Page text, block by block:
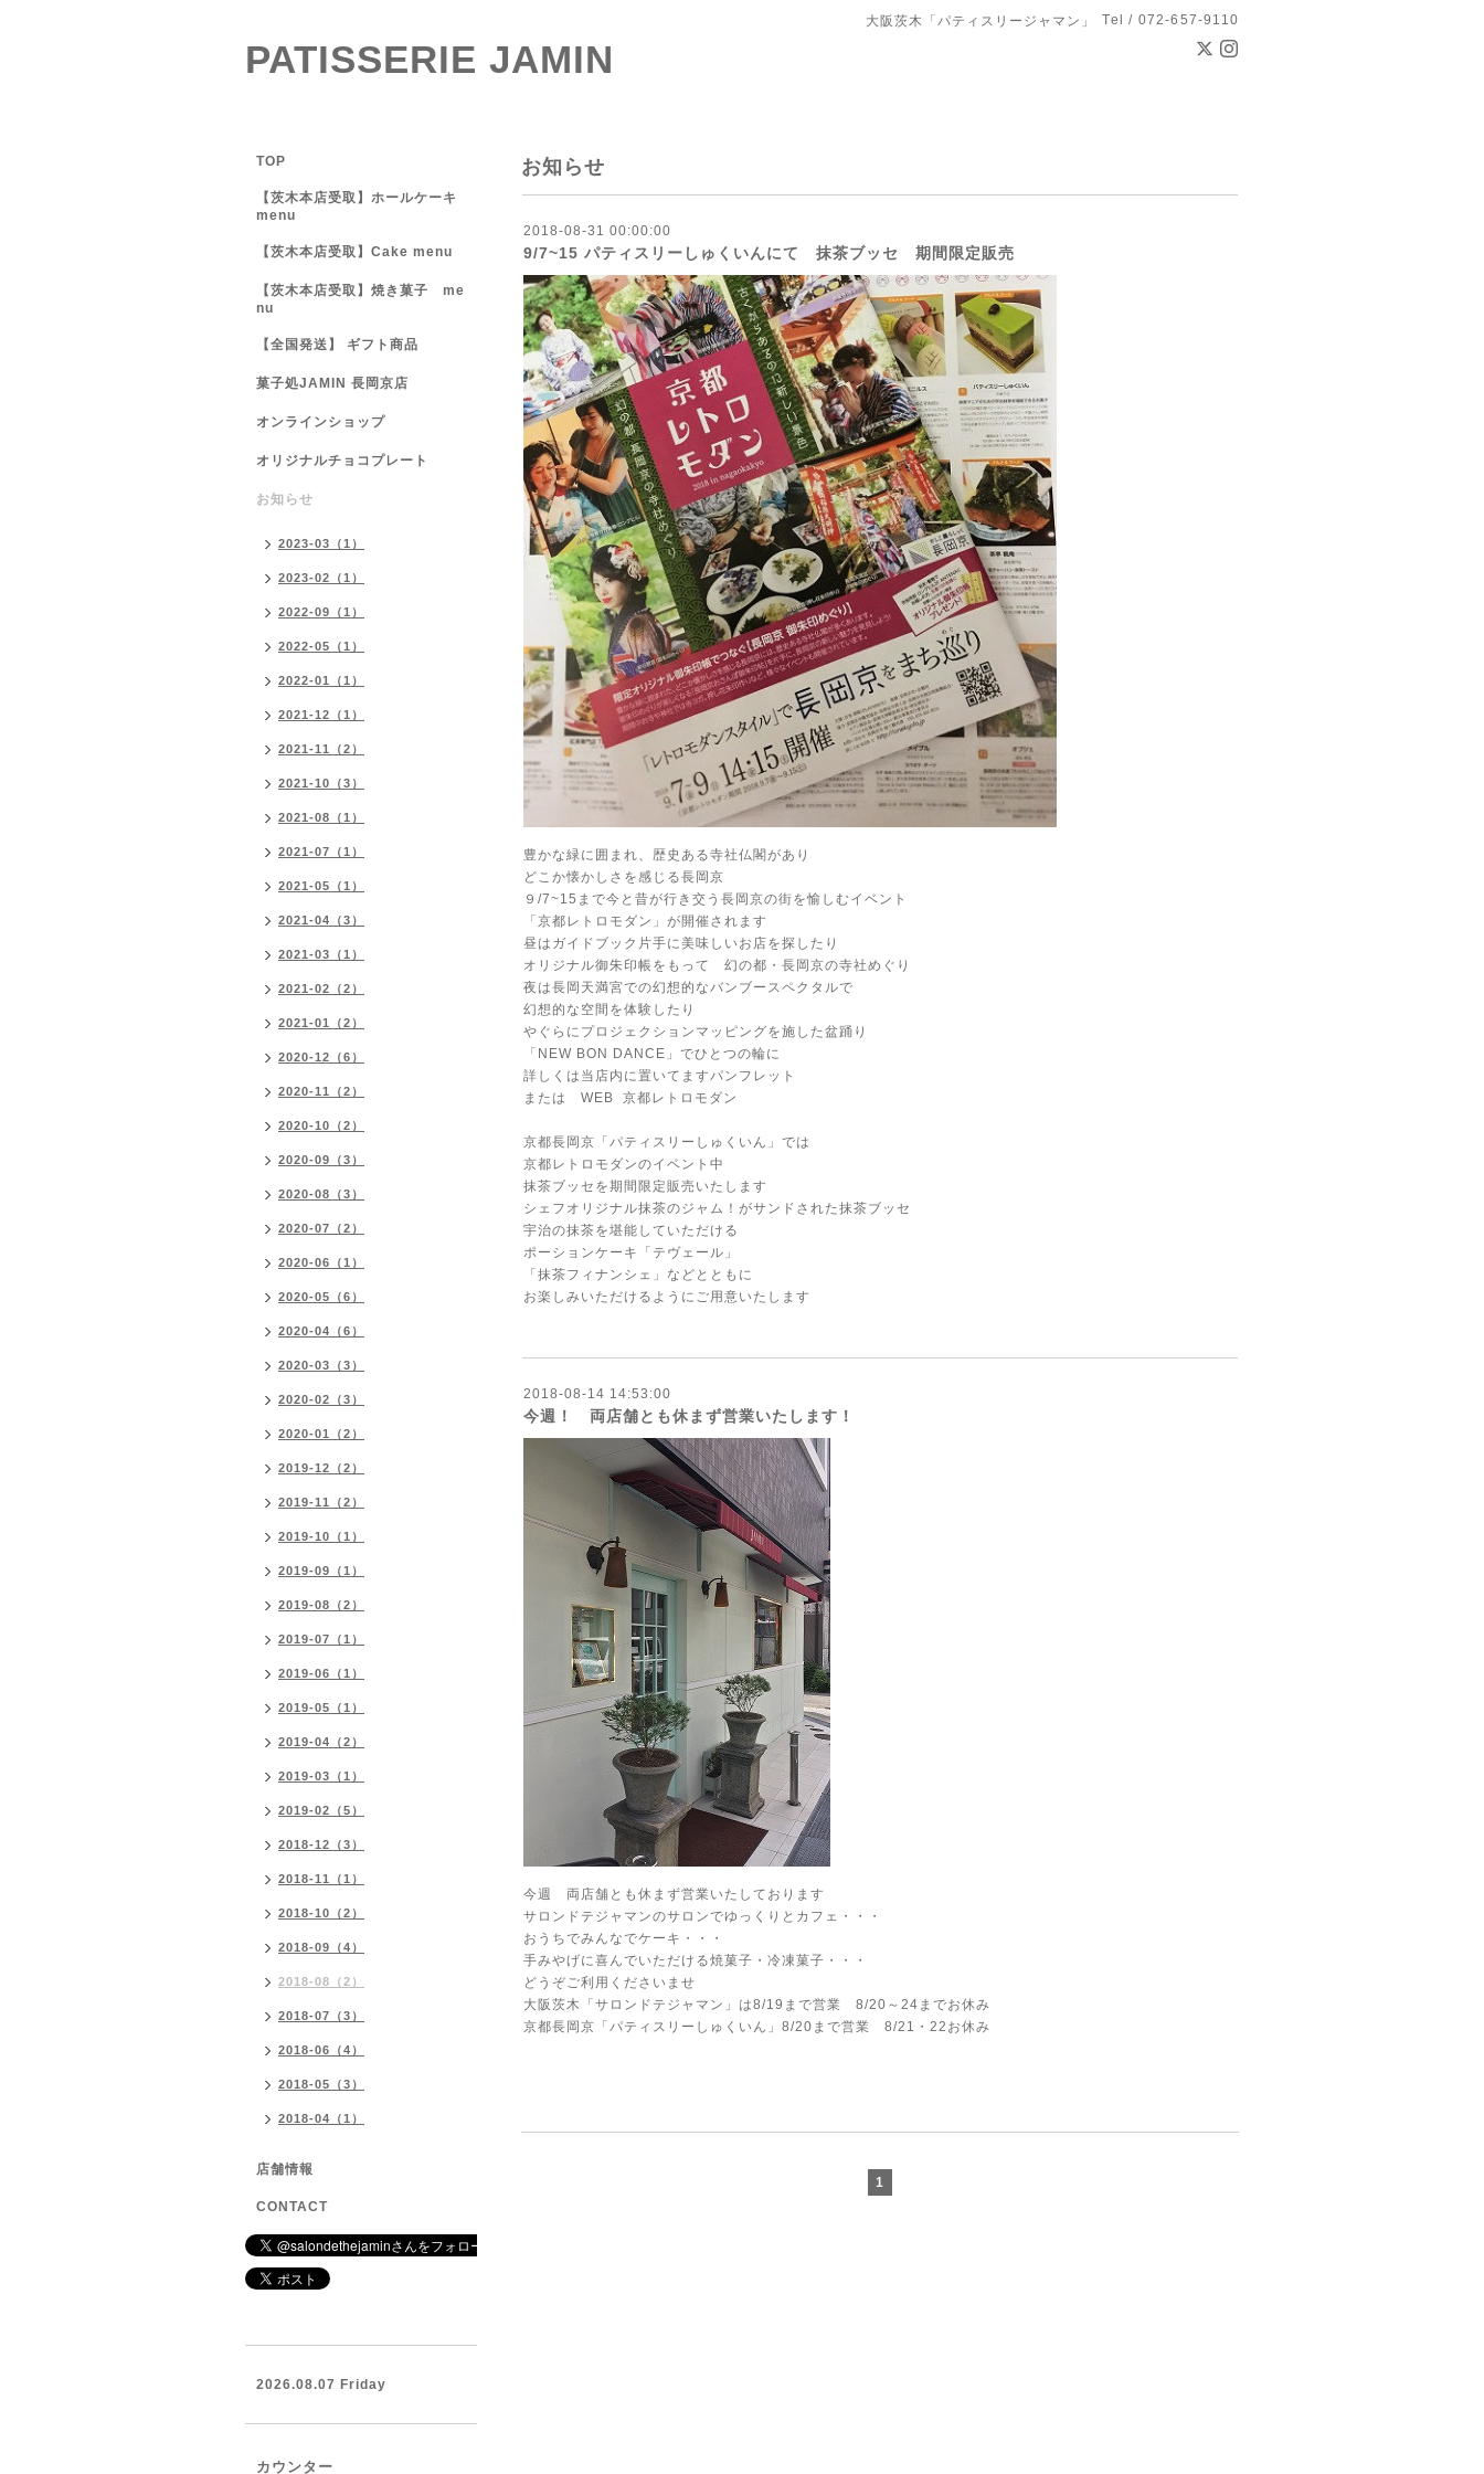
大阪茨木「パティスリージャマン」 Tel / 072-657-9110
PATISSERIE JAMIN
お知らせ
2018-08-31 00:00:00
9/7~15 パティスリーしゅくいんにて 抹茶ブッセ 期間限定販売
豊かな緑に囲まれ、歴史ある寺社仏閣があり
どこか懐かしさを感じる長岡京
９/7~15まで今と昔が行き交う長岡京の街を愉しむイベント
「京都レトロモダン」が開催されます
昼はガイドブック片手に美味しいお店を探したり
オリジナル御朱印帳をもって 幻の都・長岡京の寺社めぐり
夜は長岡天満宮での幻想的なバンブースペクタルで
幻想的な空間を体験したり
やぐらにプロジェクションマッピングを施した盆踊り
「NEW BON DANCE」でひとつの輪に
詳しくは当店内に置いてますパンフレット
または WEB 京都レトロモダン
京都長岡京「パティスリーしゅくいん」では
京都レトロモダンのイベント中
抹茶ブッセを期間限定販売いたします
シェフオリジナル抹茶のジャム！がサンドされた抹茶ブッセ
宇治の抹茶を堪能していただける
ポーションケーキ「テヴェール」
「抹茶フィナンシェ」などとともに
お楽しみいただけるようにご用意いたします
2018-08-14 14:53:00
今週！ 両店舗とも休まず営業いたします！
今週 両店舗とも休まず営業いたしております
サロンドテジャマンのサロンでゆっくりとカフェ・・・
おうちでみんなでケーキ・・・
手みやげに喜んでいただける焼菓子・冷凍菓子・・・
どうぞご利用くださいませ
大阪茨木「サロンドテジャマン」は8/19まで営業 8/20～24までお休み
京都長岡京「パティスリーしゅくいん」8/20まで営業 8/21・22お休み
1
TOP
【茨木本店受取】ホールケーキ
menu
【茨木本店受取】Cake menu
【茨木本店受取】焼き菓子 me
nu
【全国発送】 ギフト商品
菓子処JAMIN 長岡京店
オンラインショップ
オリジナルチョコプレート
お知らせ
2023-03（1）
2023-02（1）
2022-09（1）
2022-05（1）
2022-01（1）
2021-12（1）
2021-11（2）
2021-10（3）
2021-08（1）
2021-07（1）
2021-05（1）
2021-04（3）
2021-03（1）
2021-02（2）
2021-01（2）
2020-12（6）
2020-11（2）
2020-10（2）
2020-09（3）
2020-08（3）
2020-07（2）
2020-06（1）
2020-05（6）
2020-04（6）
2020-03（3）
2020-02（3）
2020-01（2）
2019-12（2）
2019-11（2）
2019-10（1）
2019-09（1）
2019-08（2）
2019-07（1）
2019-06（1）
2019-05（1）
2019-04（2）
2019-03（1）
2019-02（5）
2018-12（3）
2018-11（1）
2018-10（2）
2018-09（4）
2018-08（2）
2018-07（3）
2018-06（4）
2018-05（3）
2018-04（1）
店舗情報
CONTACT
2026.08.07 Friday
カウンター